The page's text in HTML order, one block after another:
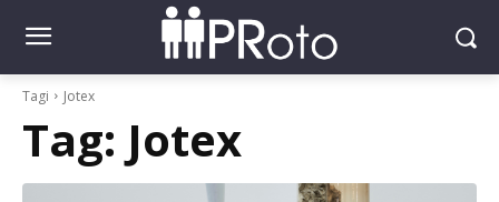
Tagi Jotex
Tag: Jotex